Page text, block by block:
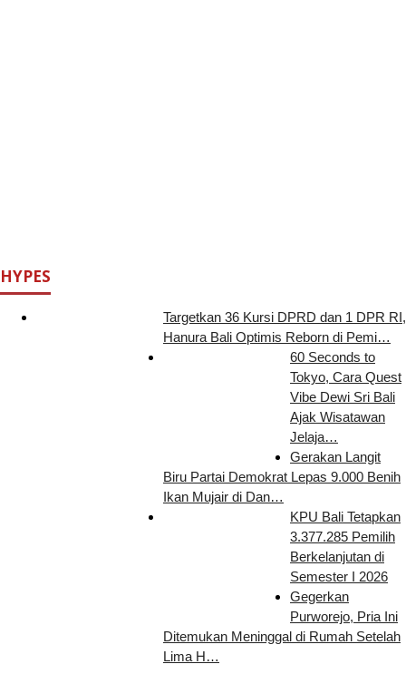
HYPES
Targetkan 36 Kursi DPRD dan 1 DPR RI,
Hanura Bali Optimis Reborn di Pemi…
60 Seconds to
Tokyo, Cara Quest
Vibe Dewi Sri Bali
Ajak Wisatawan
Jelaja…
Gerakan Langit
Biru Partai Demokrat Lepas 9.000 Benih
Ikan Mujair di Dan…
KPU Bali Tetapkan
3.377.285 Pemilih
Berkelanjutan di
Semester I 2026
Gegerkan
Purworejo, Pria Ini
Ditemukan Meninggal di Rumah Setelah
Lima H…